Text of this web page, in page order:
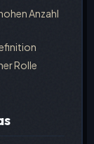
Anzahl
Rolle